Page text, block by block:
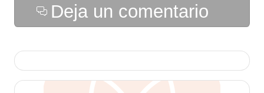
Deja un comentario